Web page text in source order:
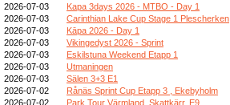
2026-07-03
Kapa 3days 2026 - MTBO - Day 1
2026-07-03
Carinthian Lake Cup Stage 1 Plescherken
2026-07-03
Kāpa 2026 - Day 1
2026-07-03
Vikingedyst 2026 - Sprint
2026-07-03
Eskilstuna Weekend Etapp 1
2026-07-03
Utmaningen
2026-07-03
Sälen 3+3 E1
2026-07-02
Rånäs Sprint Cup Etapp 3 , Ekebyholm
2026-07-02
Park Tour Värmland, Skattkärr, E9